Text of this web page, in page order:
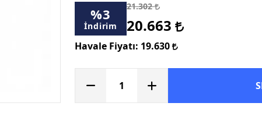
%3
İndirim
21.302
20.663
Havale Fiyatı: 19.630